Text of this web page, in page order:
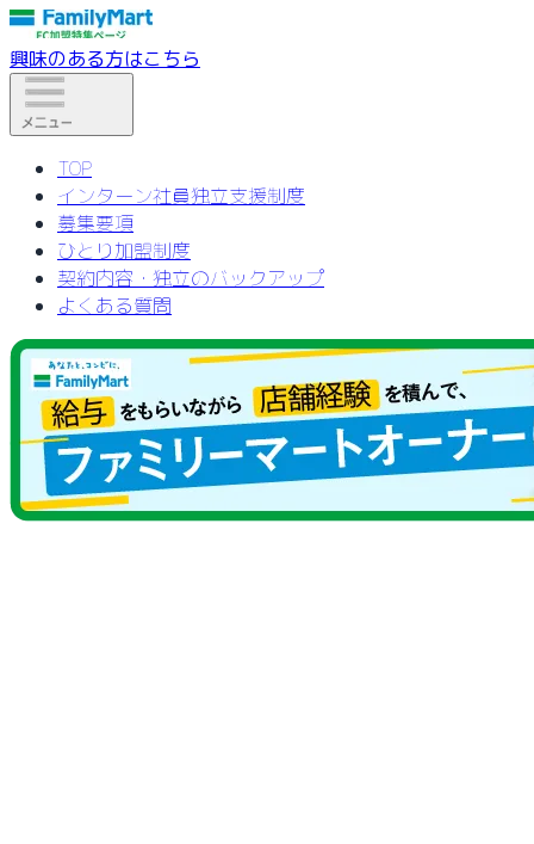
興味のある方はこちら
TOP
インターン社員独立支援制度
募集要項
ひとり加盟制度
契約内容・独立のバックアップ
よくある質問